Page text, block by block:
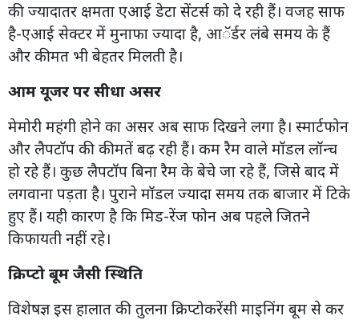
की ज्यादातर क्षमता एआई डेटा सेंटर्स को दे रही हैं। वजह साफ
है-एआई सेक्टर में मुनाफा ज्यादा है, आॅर्डर लंबे समय के हैं
और कीमत भी बेहतर मिलती है।
आम यूजर पर सीधा असर
मेमोरी महंगी होने का असर अब साफ दिखने लगा है। स्मार्टफोन
और लैपटॉप की कीमतें बढ़ रही हैं। कम रैम वाले मॉडल लॉन्च
हो रहे हैं। कुछ लैपटॉप बिना रैम के बेचे जा रहे हैं, जिसे बाद में
लगवाना पड़ता है। पुराने मॉडल ज्यादा समय तक बाजार में टिके
हुए हैं। यही कारण है कि मिड-रेंज फोन अब पहले जितने
किफायती नहीं रहे।
क्रिप्टो बूम जैसी स्थिति
विशेषज्ञ इस हालात की तुलना क्रिप्टोकरेंसी माइनिंग बूम से कर